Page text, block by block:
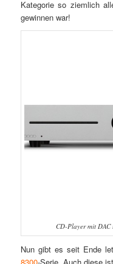
Kategorie so ziemlich
gewinnen war!
CD-Player mit
Nun gibt es seit Ende